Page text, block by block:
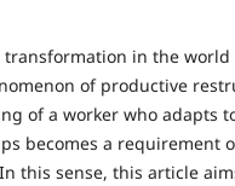
transformation in the world
of productive
of a worker who adapts
becomes a requirement
this sense, this article